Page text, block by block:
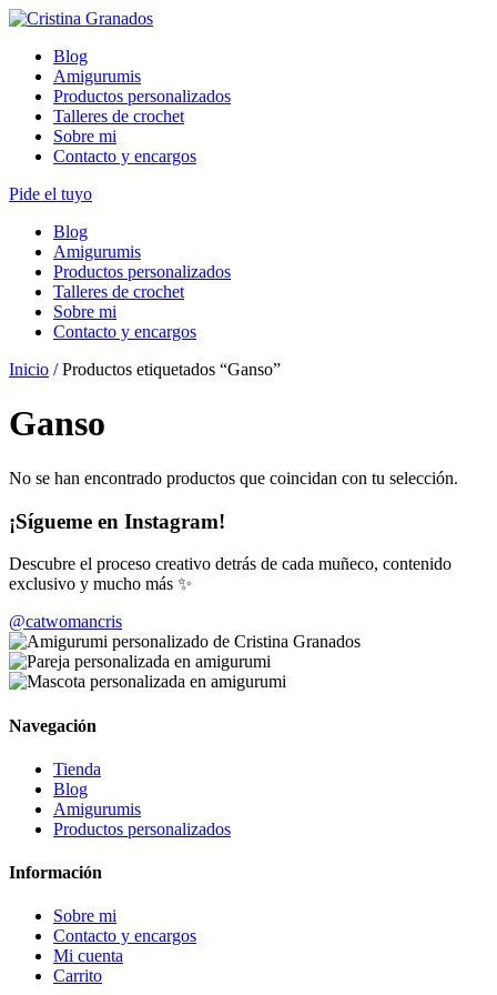
Skip
contentBlog
Amigurumis
Productos personalizados
Talleres de crochet
Sobre mi
Contacto y encargos
Pide el tuyo
Blog
Amigurumis
Productos personalizados
Talleres de crochet
Sobre mi
Contacto y encargos
Inicio / Productos etiquetados “Ganso”
Ganso
No se han encontrado productos que coincidan con tu selección.
¡Sígueme en Instagram!
Descubre el proceso creativo detrás de cada muñeco, contenido
exclusivo y mucho más ✨
@catwomancris
Navegación
Tienda
Blog
Amigurumis
Productos personalizados
Información
Sobre mi
Contacto y encargos
Mi cuenta
Carrito